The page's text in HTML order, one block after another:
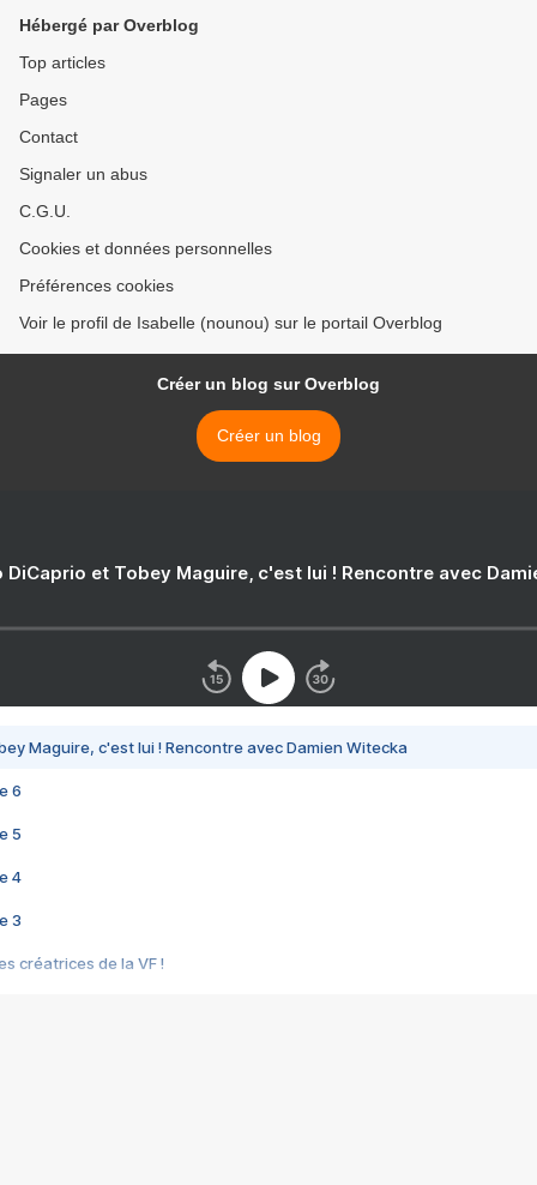
Hébergé par Overblog
Top articles
Pages
Contact
Signaler un abus
C.G.U.
Cookies et données personnelles
Préférences cookies
Voir le profil de Isabelle (nounou) sur le portail Overblog
Créer un blog sur Overblog
Créer un blog
DiCaprio et Tobey Maguire, c'est lui ! Rencontre avec
Maguire, c'est lui ! Rencontre avec Damien Witecka
6
5
4
3
créatrices de la VF !